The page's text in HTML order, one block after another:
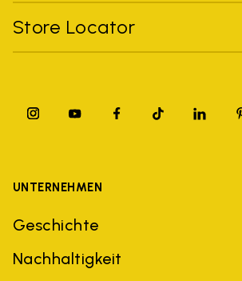
Store Locator
UNTERNEHMEN
Geschichte
Nachhaltigkeit